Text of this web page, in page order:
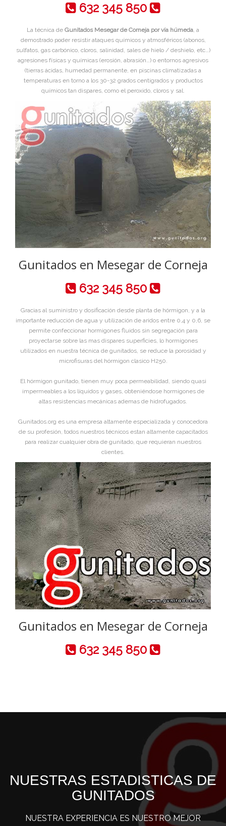
632 345 850
La técnica de Gunitados Mesegar de Corneja por vía húmeda, a
demostrado poder resistir ataques químicos y atmosféricos (abonos,
sulfatos, gas carbónico, cloros, salinidad, sales de hielo / deshielo, etc…)
agresiones físicas y químicas (erosión, abrasión…) o entornos agresivos
(tierras ácidas, humedad permanente, en piscinas climatizadas a
temperaturas en torno a los 30-32 grados centigrados y productos
químicos tan dispares, como el peroxido, cloros y sal.
Gunitados en Mesegar de Corneja
632 345 850
Gracias al suministro y dosificación desde planta de hórmigon, y a la
importante reducción de agua y utilización de aridos entre 0,4 y 0,6, se
permite confeccionar hormigones fluidos sin segregación para
proyectarse sobre las mas dispares superficies, lo hormigones
utilizados en nuestra técnica de gunitados, se reduce la porosidad y
microfisuras del hórmigon clasico H250.
El hórmigon gunitado, tienen muy poca permeabilidad, siendo quasi
impermeables a los líquidos y gases, obteniéndose hormigones de
altas resistencias mecánicas ademas de hidrofugados.
Gunitados.org es una empresa altamente especializada y conocedora
de su profesión, todos nuestros técnicos estan altamente capacitados
para realizar cualquier obra de gunitado, que requieran nuestros
clientes.
Gunitados en Mesegar de Corneja
632 345 850
NUESTRAS ESTADISTICAS DE
GUNITADOS
NUESTRA EXPERIENCIA ES NUESTRO MEJOR